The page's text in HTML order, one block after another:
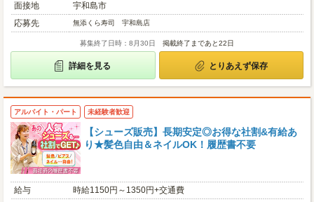
面接地
宇和島市
応募先
無添くら寿司 宇和島店
募集終了日時：8月30日 掲載終了まであと22日
詳細を見る とりあえず保存
アルバイト・パート 未経験者歓迎
【シューズ販売】長期安定◎お得な社割&有給あ
り★髪色自由＆ネイルOK！履歴書不要
給与
時給1150円～1350円+交通費